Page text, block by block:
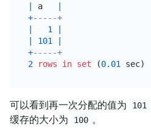
a
+-----+
1
101
+-----+
2
rows in set (0.01
可以看到再一次分配的值为 101
缓存的大小为
100 。